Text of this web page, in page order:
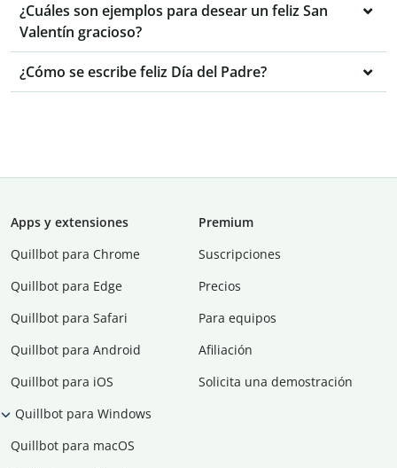
¿Cuáles son ejemplos para desear un feliz San
Valentín gracioso?
¿Cómo se escribe feliz Día del Padre?
Apps y extensiones
Quillbot para Chrome
Quillbot para Edge
Quillbot para Safari
Quillbot para Android
Quillbot para iOS
Quillbot para Windows
Quillbot para macOS
Premium
Suscripciones
Precios
Para equipos
Afiliación
Solicita una demostración